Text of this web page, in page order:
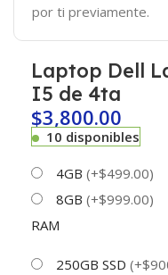
por ti previamente.
Laptop Dell
I5 de 4ta
$3,800.00
10 disponibles
4GB(+$499.00)
8GB(+$999.00)
RAM
250GB SSD